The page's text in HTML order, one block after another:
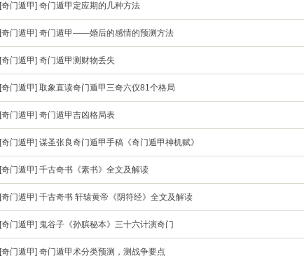
[奇门遁甲] 奇门遁甲定应期的几种方法
[奇门遁甲] 奇门遁甲——婚后的感情的预测方法
[奇门遁甲] 奇门遁甲测财物丢失
[奇门遁甲] 取象直读奇门遁甲三奇六仪81个格局
[奇门遁甲] 奇门遁甲吉凶格局表
[奇门遁甲] 谋圣张良奇门遁甲手稿《奇门遁甲神机赋》
[奇门遁甲] 千古奇书《素书》全文及解读
[奇门遁甲] 千古奇书 轩辕黄帝《阴符经》全文及解读
[奇门遁甲] 鬼谷子《孙膑秘本》三十六计演奇门
[奇门遁甲] 奇门遁甲术分类预测，测战争要点